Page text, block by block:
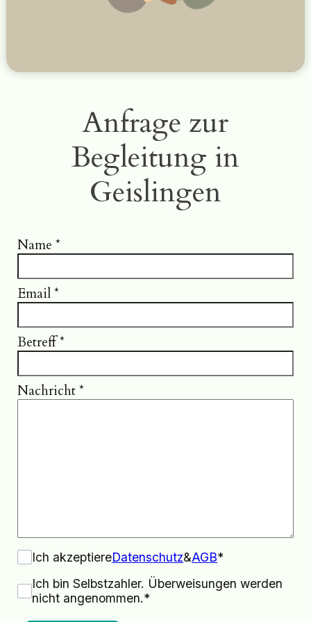
Anfrage zur
Begleitung in
Geislingen
Name *
Email*
Betreff*
Nachricht*
Ich akzeptiereDatenschutz&AGB*
Ich bin Selbstzahler. Überweisungen werden
nicht angenommen.*